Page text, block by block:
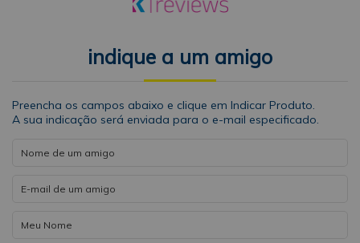
indique a um amigo
Preencha os campos abaixo e clique em Indicar Produto.
A sua indicação será enviada para o e-mail especificado.